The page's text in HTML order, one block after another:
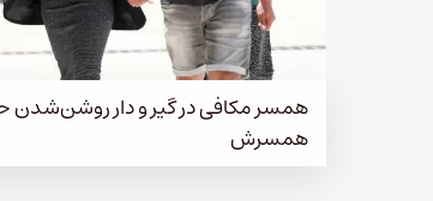
همسر مکافی در گیر و دار
همسرش